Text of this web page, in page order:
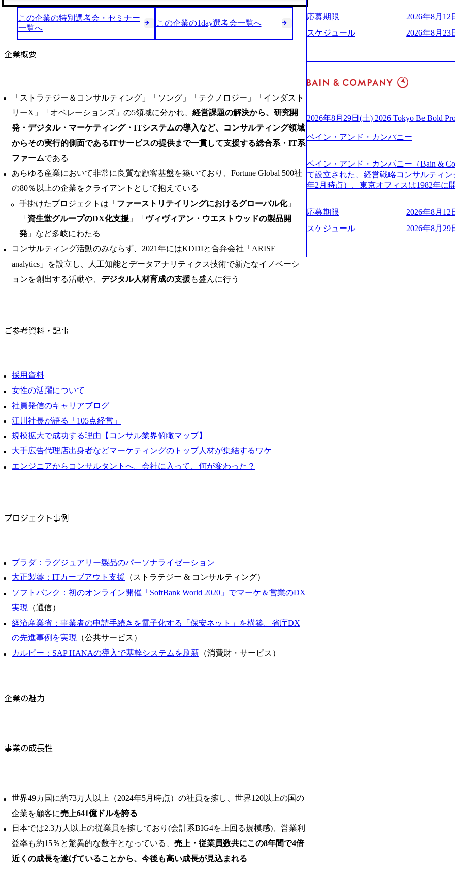
この企業の特別選考会・セミナー
一覧へ
この企業の1day選考会一覧へ
企業概要
「ストラテジー＆コンサルティング」「ソング」「テクノロジー」「インダスト
リーX」「オペレーションズ」の5領域に分かれ、 経営課題の解決から、研究開
発・デジタル・マーケティング・ITシステムの導入など、コンサルティング領域
からその実行的側面であるITサービスの提供まで一貫して支援する総合系・IT系
ファームである
あらゆる産業において非常に良質な顧客基盤を築いており、Fortune Global 500社
の80％以上の企業をクライアントとして抱えている
手掛けたプロジェクトは「 ファーストリテイリングにおけるグローバル化」
「 資生堂グループのDX化支援 」「 ヴィヴィアン・ウエストウッドの製品開
発 」など多岐にわたる
コンサルティング活動のみならず、2021年にはKDDIと合弁会社「ARISE
analytics」を設立し、人工知能とデータアナリティクス技術で新たなイノベーシ
ョンを創出する活動や、 デジタル人材育成の支援も盛んに行う
ご参考資料・記事
採用資料
女性の活躍について
社員発信のキャリアブログ
江川社長が語る「105点経営」
規模拡大で成功する理由【コンサル業界俯瞰マップ】
大手広告代理店出身者などマーケティングのトップ人材が集結するワケ
エンジニアからコンサルタントへ。会社に入って、何が変わった？
プロジェクト事例
プラダ：ラグジュアリー製品のパーソナライゼーション
大正製薬：ITカーブアウト支援 （ストラテジー & コンサルティング）
ソフトバンク：初のオンライン開催「SoftBank World 2020」でマーケ＆営業のDX
実現
（通信）
経済産業省：事業者の申請手続きを電子化する「保安ネット」を構築。省庁DX
の先進事例を実現
（公共サービス）
カルビー：SAP HANAの導入で基幹システムを刷新 （消費財・サービス）
企業の魅力
事業の成長性
世界49カ国に約73万人以上（2024年5月時点）の社員を擁し、世界120以上の国の
企業を顧客に売上641億ドルを誇る
日本では2.3万人以上の従業員を擁しており(会計系BIG4を上回る規模感)、営業利
益率も約15％と驚異的な数字となっている、 売上・従業員数共にこの8年間で4倍
近くの成長を遂げていることから、今後も高い成長が見込まれる
用となります。 ※案件によっては客先
サルタント＞ Webアプリケーション、
ー・スタートアップ企業に対する課題
メント支援までを一気通貫で担当して
を活用し、顧客の業務革新と効率化の
を深くヒアリングし、企画構想からア
貫で推進していただきます。 プロジェ
す。 ＜SE＞ 参画いただく案件はプライ
画当初はご経験に応じたフェーズから
ただきます。 課題選定から顧客への企
していただきます。 アジャイル開発を
ながら改善サイクルを回すため、ご自
ワー 事業所内禁煙(入居する施設に喫煙
れかのご経験をお持ちの方 ・システム
義～基本設計など上流経験2年以上 ・
ies/consulting/taisho-pharmaceutical)（ス
ンク：初のオンライン開催「SoftBank
s://www.accenture.com/jp-ja/case-studies/
業省：事業者の申請手続きを電子化す
例を実現 (https://www.accenture.com/jp-ja/
ps://www.accenture.com/jp-ja/case-studies/
ービス） 世界49カ国に約73万人以上（
上の国の企業を顧客に売上641億ドルを
ている、売上・従業員数共にこの8年間
今後も高い成長が見込まれる 多くの技
ングに続いて日本国内2番目にSAP認定
引き留めを受けずに移動が可能である
取得率など約10項目を数値化すること
成功した 18時以降の会議を原則禁止と
進する 育休取得率は男性65%、女性
管理職率も21.8%（2023年12月時点）
日(土) 面接枠 ①10時開始、②11時開始、③12時開始 2026年8月10日(月) 16:00 各回5
ンドメッセージに掲げ、企業や組織の
未来のありたい姿を実現するとともに
価値及び経済的価値の追求にも貢献
グなどの専門知識と、豊富な経験を持
有する 金融、製造、流通、エネルギー
ライアントとしている SAP領域におい
以上、日本国内で企業最多の5,399件の
る また、日本国内企業として最多の
を基に独自の方法論やテンプレートを
uction.appspot.com/public/images/
nt/dam/abeam/jp/ja/about/company/
WARD OF EXCELLENCE 2024』にお
賞 (https://prtimes.jp/main/html/rd/p/
ング、社員の健康改善を支援 食事・睡
s://www.businessinsider.jp/post-283587)
の可視化を支援 「インパクト加重会計
トを算出 (https://prtimes.jp/main/html/rd/p/
て20年近く成長を続けており、2022年3
応募期限
2026年8月12
スケジュール
2026年8月23
2026年8月29日(土) 2026 Tokyo Be Bold
ベイン・アンド・カンパニー
ベイン・アンド・カンパニー（Bain &
て設立された、経営戦略コンサルティ
年2月時点）、東京オフィスは1982年に
ベインは1973年に創業された。クライ
よう、カスタマイズされた戦略を策定
行動に落とし込んでいる。 徹底した「
社戦略やトランスフォーメーション案
るものとして「True North」（真北）と
応募期限
2026年8月12
スケジュール
2026年8月29